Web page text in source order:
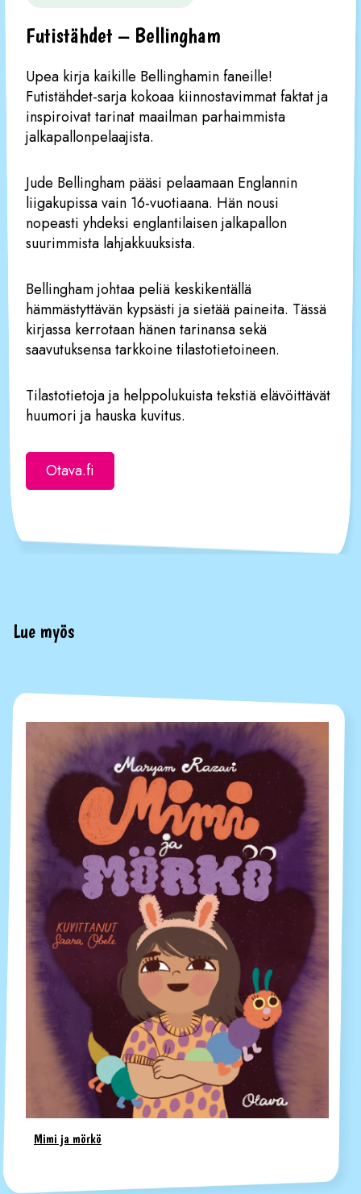
Futistähdet – Bellingham
Upea kirja kaikille Bellinghamin faneille!
Futistähdet-sarja kokoaa kiinnostavimmat faktat ja
inspiroivat tarinat maailman parhaimmista
jalkapallonpelaajista. ​
Jude Bellingham pääsi pelaamaan Englannin
liigakupissa vain 16-vuotiaana. Hän nousi
nopeasti yhdeksi englantilaisen jalkapallon
suurimmista lahjakkuuksista. ​
Bellingham johtaa peliä keskikentällä
hämmästyttävän kypsästi ja sietää paineita. Tässä
kirjassa kerrotaan hänen tarinansa sekä
saavutuksensa tarkkoine tilastotietoineen. ​
Tilastotietoja ja helppolukuista tekstiä elävöittävät
huumori ja hauska kuvitus.
Otava.fi
Lue myös
Mimi ja mörkö